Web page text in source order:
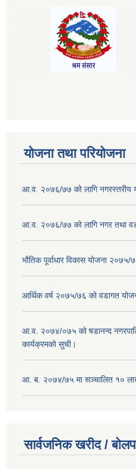
योजना तथा परियोजना
आ.व. २०७६/७७ को लागि नगरस्तरीय
आ.व. २०७६/७७ को लागि नगर तथा
भौतिक पूर्वाधार विकास योजना २०७५/
आर्थिक वर्ष २०७५/७६ को वडागत
आ.व. २०७४/०७५ को षडानन्द
कार्यक्रमको सुची।
आ. ब. २०७४/७५ मा सञ्चालित १० लाख
सार्वजनिक खरीद /